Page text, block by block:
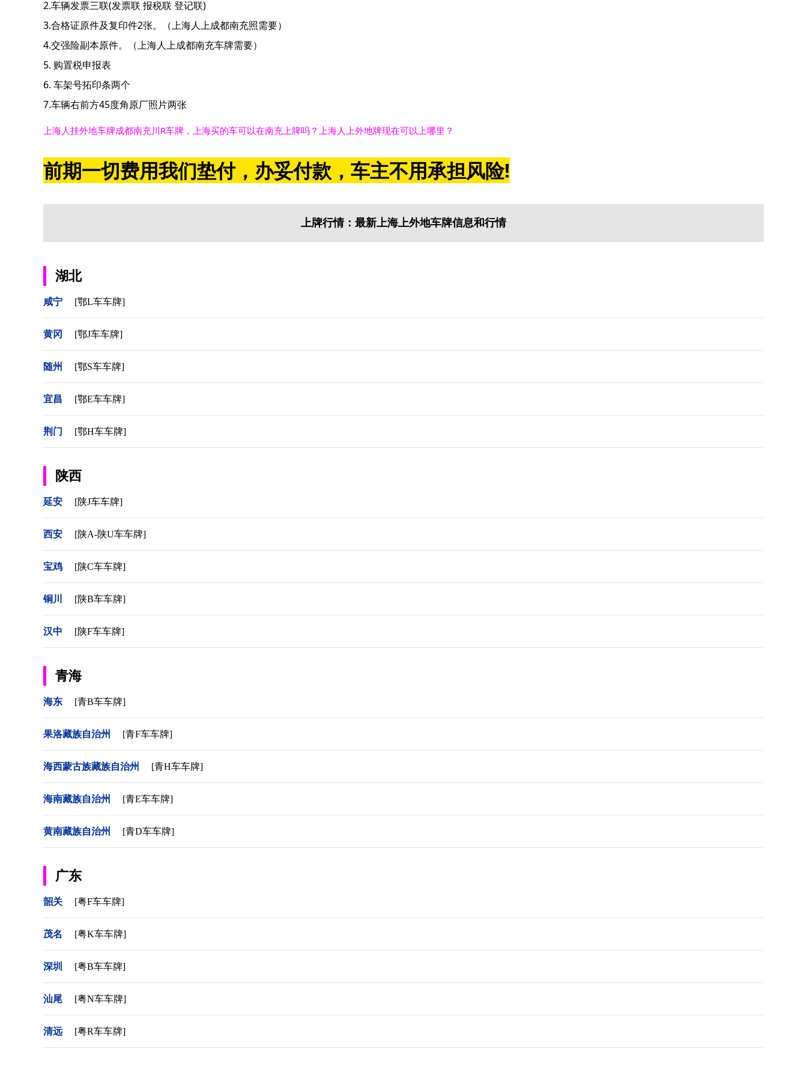
2.车辆发票三联(发票联 报税联 登记联)
3.合格证原件及复印件2张。（上海人上成都南充照需要）
4.交强险副本原件。（上海人上成都南充车牌需要）
5. 购置税申报表
6. 车架号拓印条两个
7.车辆右前方45度角原厂照片两张
上海人挂外地车牌成都南充川R车牌，上海买的车可以在南充上牌吗？上海人上外地牌现在可以上哪里？
前期一切费用我们垫付，办妥付款，车主不用承担风险!
上牌行情：最新上海上外地车牌信息和行情
湖北
咸宁 [鄂L车车牌]
黄冈 [鄂J车车牌]
随州 [鄂S车车牌]
宜昌 [鄂E车车牌]
荆门 [鄂H车车牌]
陕西
延安 [陕J车车牌]
西安 [陕A-陕U车车牌]
宝鸡 [陕C车车牌]
铜川 [陕B车车牌]
汉中 [陕F车车牌]
青海
海东 [青B车车牌]
果洛藏族自治州 [青F车车牌]
海西蒙古族藏族自治州 [青H车车牌]
海南藏族自治州 [青E车车牌]
黄南藏族自治州 [青D车车牌]
广东
韶关 [粤F车车牌]
茂名 [粤K车车牌]
深圳 [粤B车车牌]
汕尾 [粤N车车牌]
清远 [粤R车车牌]